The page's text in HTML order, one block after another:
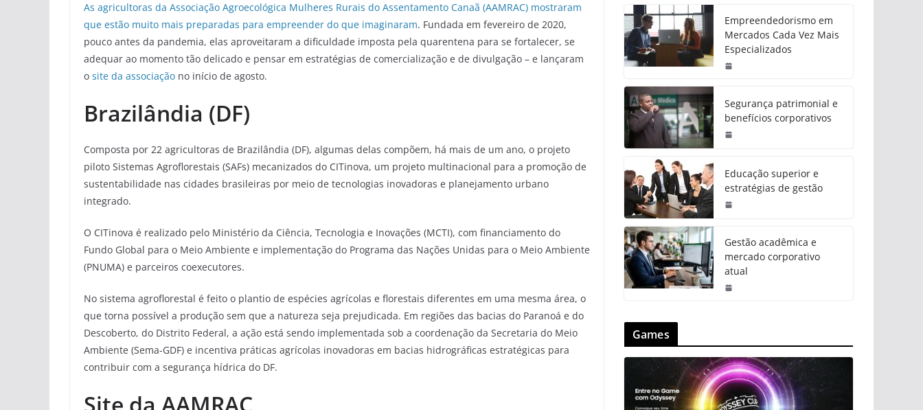
As agricultoras da Associação Agroecológica Mulheres Rurais do Assentamento Canaã (AAMRAC) mostraram
que estão muito mais preparadas para empreender do que imaginaram. Fundada em fevereiro de 2020,
pouco antes da pandemia, elas aproveitaram a dificuldade imposta pela quarentena para se fortalecer, se
adequar ao momento tão delicado e pensar em estratégias de comercialização e de divulgação – e lançaram
o site da associação no início de agosto.
Brazilândia (DF)
Composta por 22 agricultoras de Brazilândia (DF), algumas delas compõem, há mais de um ano, o projeto
piloto Sistemas Agroflorestais (SAFs) mecanizados do CITinova, um projeto multinacional para a promoção de
sustentabilidade nas cidades brasileiras por meio de tecnologias inovadoras e planejamento urbano
integrado.
O CITinova é realizado pelo Ministério da Ciência, Tecnologia e Inovações (MCTI), com financiamento do
Fundo Global para o Meio Ambiente e implementação do Programa das Nações Unidas para o Meio Ambiente
(PNUMA) e parceiros coexecutores.
No sistema agroflorestal é feito o plantio de espécies agrícolas e florestais diferentes em uma mesma área, o
que torna possível a produção sem que a natureza seja prejudicada. Em regiões das bacias do Paranoá e do
Descoberto, do Distrito Federal, a ação está sendo implementada sob a coordenação da Secretaria do Meio
Ambiente (Sema-GDF) e incentiva práticas agrícolas inovadoras em bacias hidrográficas estratégicas para
contribuir com a segurança hídrica do DF.
Empreendedorismo em
Mercados Cada Vez Mais
Especializados
Segurança patrimonial e
benefícios corporativos
Educação superior e
estratégias de gestão
Gestão acadêmica e
mercado corporativo
atual
Games